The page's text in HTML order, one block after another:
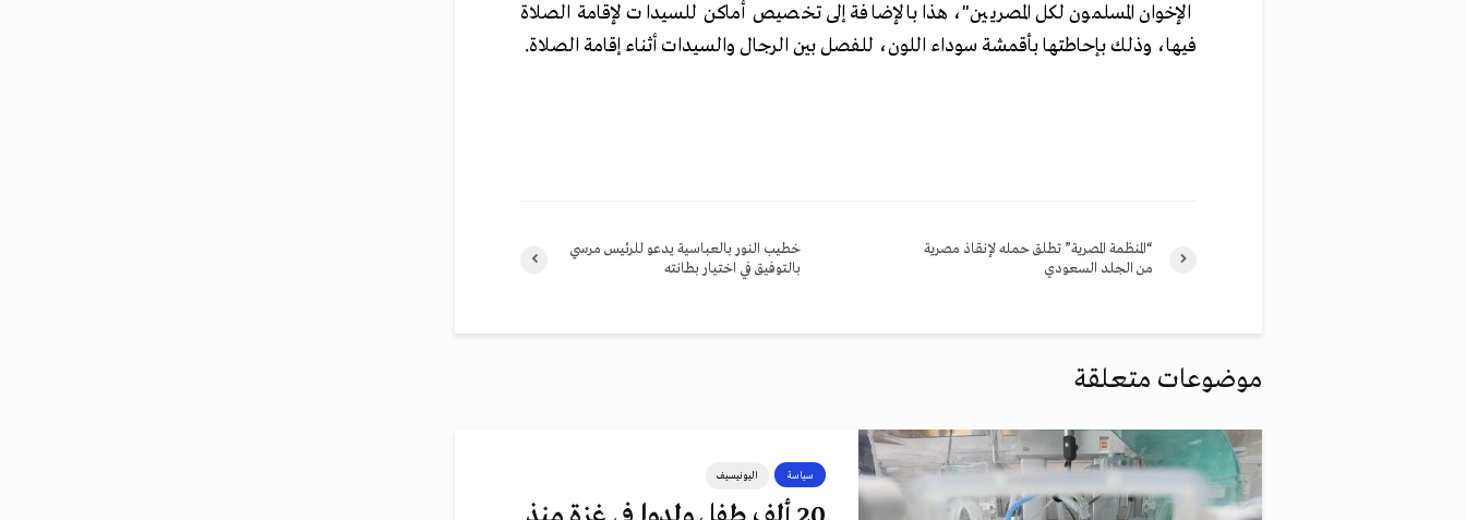
الإخوان المسلمون لكل المصريين"، هذا بالإضافة إلى تخصيص أماكن للسيدات لإقامة الصلاة
فيها، وذلك بإحاطتها بأقمشة سوداء اللون، للفصل بين الرجال والسيدات أثناء إقامة الصلاة.
خطيب النور بالعباسية يدعو للرئيس مرسي
بالتوفيق في اختيار بطانته
“المنظمة المصرية” تطلق حمله لإنقاذ مصرية
من الجلد السعودي
موضوعات متعلقة
سياسة اليونيسيف